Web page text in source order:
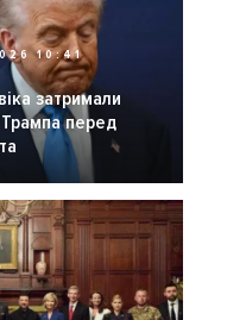
10:41
затримали
перед